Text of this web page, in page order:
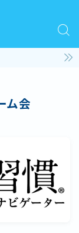
ム会